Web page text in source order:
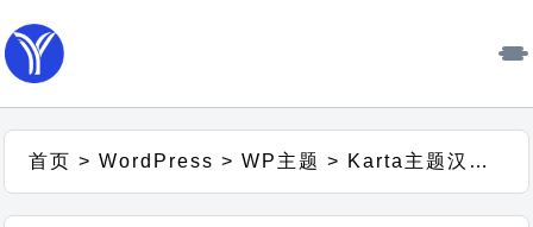
首页 >WordPress >WP主题 > Karta主题汉化包